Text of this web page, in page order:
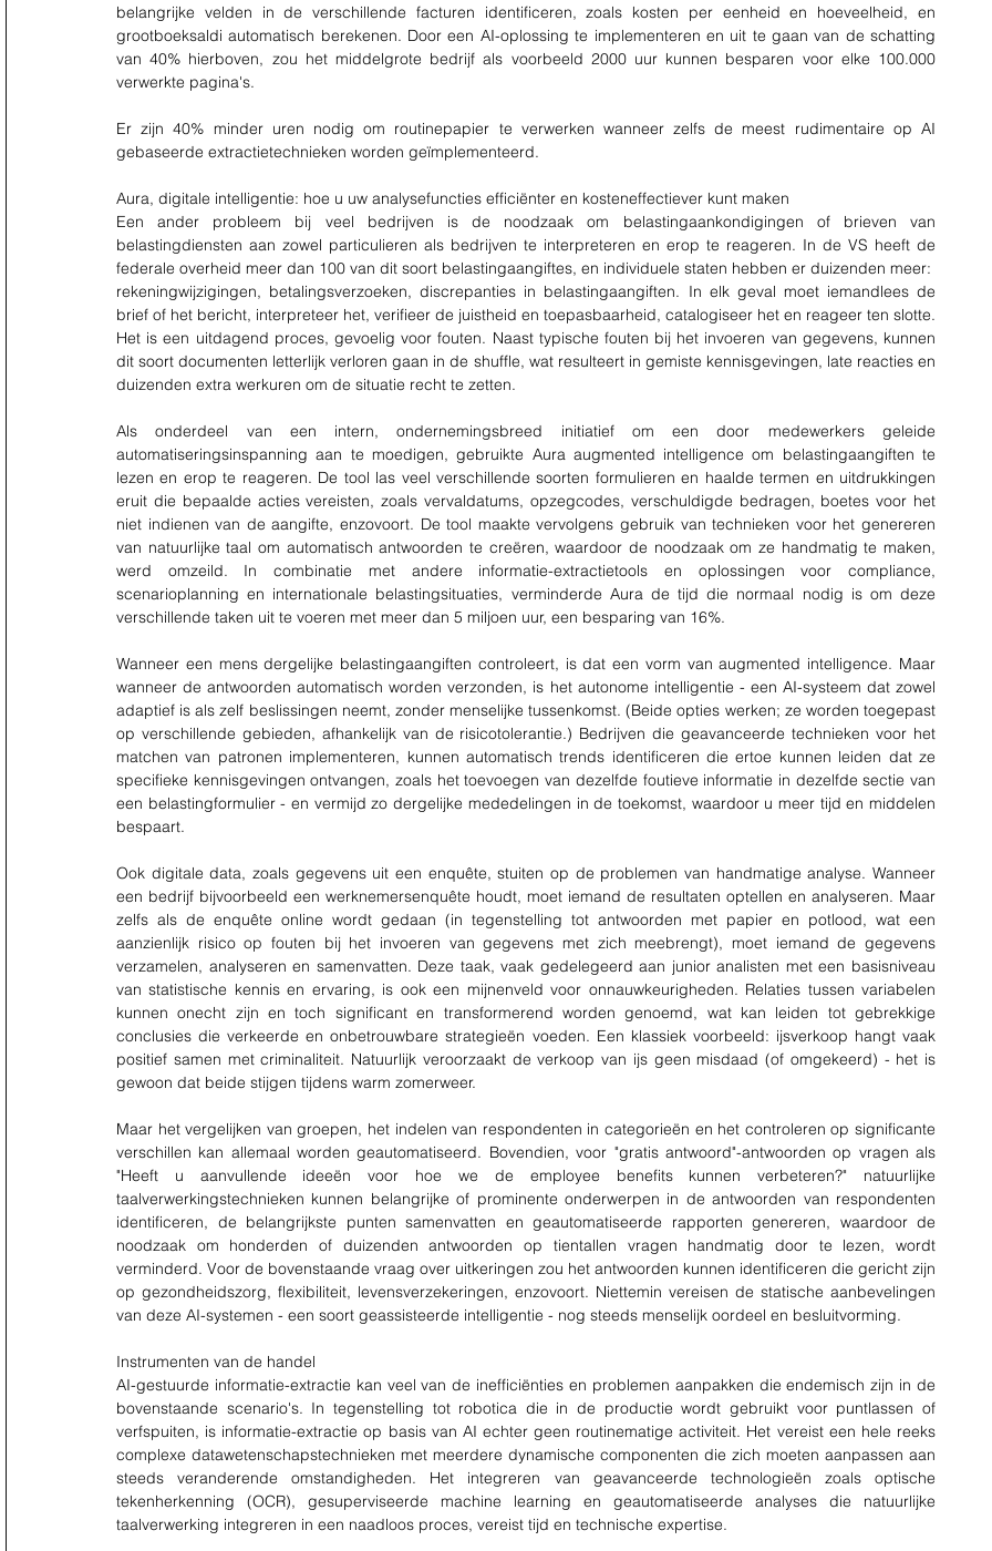
belangrijke velden in de verschillende facturen identificeren, zoals kosten per eenheid en hoeveelheid, en
grootboeksaldi automatisch berekenen. Door een AI-oplossing te implementeren en uit te gaan van de schatting
van 40% hierboven, zou het middelgrote bedrijf als voorbeeld 2000 uur kunnen besparen voor elke 100.000
verwerkte pagina's.
Er zijn 40% minder uren nodig om routinepapier te verwerken wanneer zelfs de meest rudimentaire op AI
gebaseerde extractietechnieken worden geïmplementeerd.
Aura, digitale intelligentie: hoe u uw analysefuncties efficiënter en kosteneffectiever kunt maken
Een ander probleem bij veel bedrijven is de noodzaak om belastingaankondigingen of brieven van
belastingdiensten aan zowel particulieren als bedrijven te interpreteren en erop te reageren. In de VS heeft de
federale overheid meer dan 100 van dit soort belastingaangiftes, en individuele staten hebben er duizenden meer: ​​
rekeningwijzigingen, betalingsverzoeken, discrepanties in belastingaangiften. In elk geval moet iemandlees de
brief of het bericht, interpreteer het, verifieer de juistheid en toepasbaarheid, catalogiseer het en reageer ten slotte.
Het is een uitdagend proces, gevoelig voor fouten. Naast typische fouten bij het invoeren van gegevens, kunnen
dit soort documenten letterlijk verloren gaan in de shuffle, wat resulteert in gemiste kennisgevingen, late reacties en
duizenden extra werkuren om de situatie recht te zetten.
Als onderdeel van een intern, ondernemingsbreed initiatief om een ​​door medewerkers geleide
automatiseringsinspanning aan te moedigen, gebruikte Aura augmented intelligence om belastingaangiften te
lezen en erop te reageren. De tool las veel verschillende soorten formulieren en haalde termen en uitdrukkingen
eruit die bepaalde acties vereisten, zoals vervaldatums, opzegcodes, verschuldigde bedragen, boetes voor het
niet indienen van de aangifte, enzovoort. De tool maakte vervolgens gebruik van technieken voor het genereren
van natuurlijke taal om automatisch antwoorden te creëren, waardoor de noodzaak om ze handmatig te maken,
werd omzeild. In combinatie met andere informatie-extractietools en oplossingen voor compliance,
scenarioplanning en internationale belastingsituaties, verminderde Aura de tijd die normaal nodig is om deze
verschillende taken uit te voeren met meer dan 5 miljoen uur, een besparing van 16%.
Wanneer een mens dergelijke belastingaangiften controleert, is dat een vorm van augmented intelligence. Maar
wanneer de antwoorden automatisch worden verzonden, is het autonome intelligentie - een AI-systeem dat zowel
adaptief is als zelf beslissingen neemt, zonder menselijke tussenkomst. (Beide opties werken; ze worden toegepast
op verschillende gebieden, afhankelijk van de risicotolerantie.) Bedrijven die geavanceerde technieken voor het
matchen van patronen implementeren, kunnen automatisch trends identificeren die ertoe kunnen leiden dat ze
specifieke kennisgevingen ontvangen, zoals het toevoegen van dezelfde foutieve informatie in dezelfde sectie van
een belastingformulier - en vermijd zo dergelijke mededelingen in de toekomst, waardoor u meer tijd en middelen
bespaart.
Ook digitale data, zoals gegevens uit een enquête, stuiten op de problemen van handmatige analyse. Wanneer
een bedrijf bijvoorbeeld een werknemersenquête houdt, moet iemand de resultaten optellen en analyseren. Maar
zelfs als de enquête online wordt gedaan (in tegenstelling tot antwoorden met papier en potlood, wat een
aanzienlijk risico op fouten bij het invoeren van gegevens met zich meebrengt), moet iemand de gegevens
verzamelen, analyseren en samenvatten. Deze taak, vaak gedelegeerd aan junior analisten met een basisniveau
van statistische kennis en ervaring, is ook een mijnenveld voor onnauwkeurigheden. Relaties tussen variabelen
kunnen onecht zijn en toch significant en transformerend worden genoemd, wat kan leiden tot gebrekkige
conclusies die verkeerde en onbetrouwbare strategieën voeden. Een klassiek voorbeeld: ijsverkoop hangt vaak
positief samen met criminaliteit. Natuurlijk veroorzaakt de verkoop van ijs geen misdaad (of omgekeerd) - het is
gewoon dat beide stijgen tijdens warm zomerweer.
Maar het vergelijken van groepen, het indelen van respondenten in categorieën en het controleren op significante
verschillen kan allemaal worden geautomatiseerd. Bovendien, voor "gratis antwoord"-antwoorden op vragen als
"Heeft u aanvullende ideeën voor hoe we de employee benefits kunnen verbeteren?" natuurlijke
taalverwerkingstechnieken kunnen belangrijke of prominente onderwerpen in de antwoorden van respondenten
identificeren, de belangrijkste punten samenvatten en geautomatiseerde rapporten genereren, waardoor de
noodzaak om honderden of duizenden antwoorden op tientallen vragen handmatig door te lezen, wordt
verminderd. Voor de bovenstaande vraag over uitkeringen zou het antwoorden kunnen identificeren die gericht zijn
op gezondheidszorg, flexibiliteit, levensverzekeringen, enzovoort. Niettemin vereisen de statische aanbevelingen
van deze AI-systemen - een soort geassisteerde intelligentie - nog steeds menselijk oordeel en besluitvorming.
Instrumenten van de handel
AI-gestuurde informatie-extractie kan veel van de inefficiënties en problemen aanpakken die endemisch zijn in de
bovenstaande scenario's. In tegenstelling tot robotica die in de productie wordt gebruikt voor puntlassen of
verfspuiten, is informatie-extractie op basis van AI echter geen routinematige activiteit. Het vereist een hele reeks
complexe datawetenschapstechnieken met meerdere dynamische componenten die zich moeten aanpassen aan
steeds veranderende omstandigheden. Het integreren van geavanceerde technologieën zoals optische
tekenherkenning (OCR), gesuperviseerde machine learning en geautomatiseerde analyses die natuurlijke
taalverwerking integreren in een naadloos proces, vereist tijd en technische expertise.